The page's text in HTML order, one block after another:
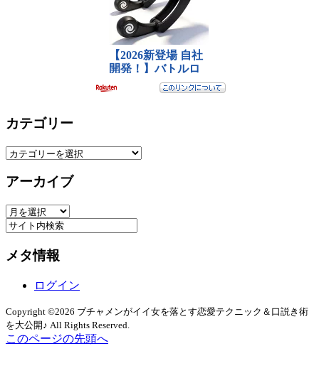
カテゴリー
カ
ゴ
ー
アーカイブ
ア
ー
イ
メタ情報
ログイン
Copyright ©2026 ブチャメンがイイ女を落とす恋愛テクニック＆口説き術
を大公開♪ All Rights Reserved.
このページの先頭へ